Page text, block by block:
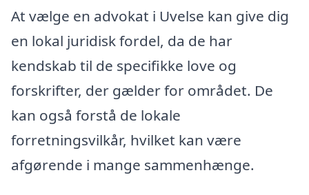
At vælge en advokat i Uvelse kan give dig
en lokal juridisk fordel, da de har
kendskab til de specifikke love og
forskrifter, der gælder for området. De
kan også forstå de lokale
forretningsvilkår, hvilket kan være
afgørende i mange sammenhænge.